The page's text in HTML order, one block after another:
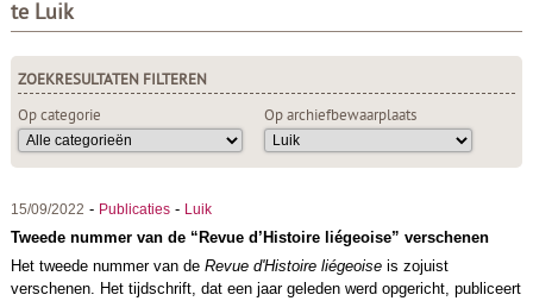
te Luik
ZOEKRESULTATEN FILTEREN
Op categorie
Op archiefbewaarplaats
15/09/2022 - Publicaties- Luik
Tweede nummer van de “Revue d’Histoire liégeoise” verschenen
Het tweede nummer van de Revue d'Histoire liégeoiseis zojuist
verschenen. Het tijdschrift, dat een jaar geleden werd opgericht, publiceert